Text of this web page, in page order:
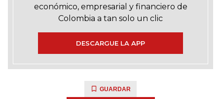
económico, empresarial y financiero de
Colombia a tan solo un clic
DESCARGUE LA APP
GUARDAR